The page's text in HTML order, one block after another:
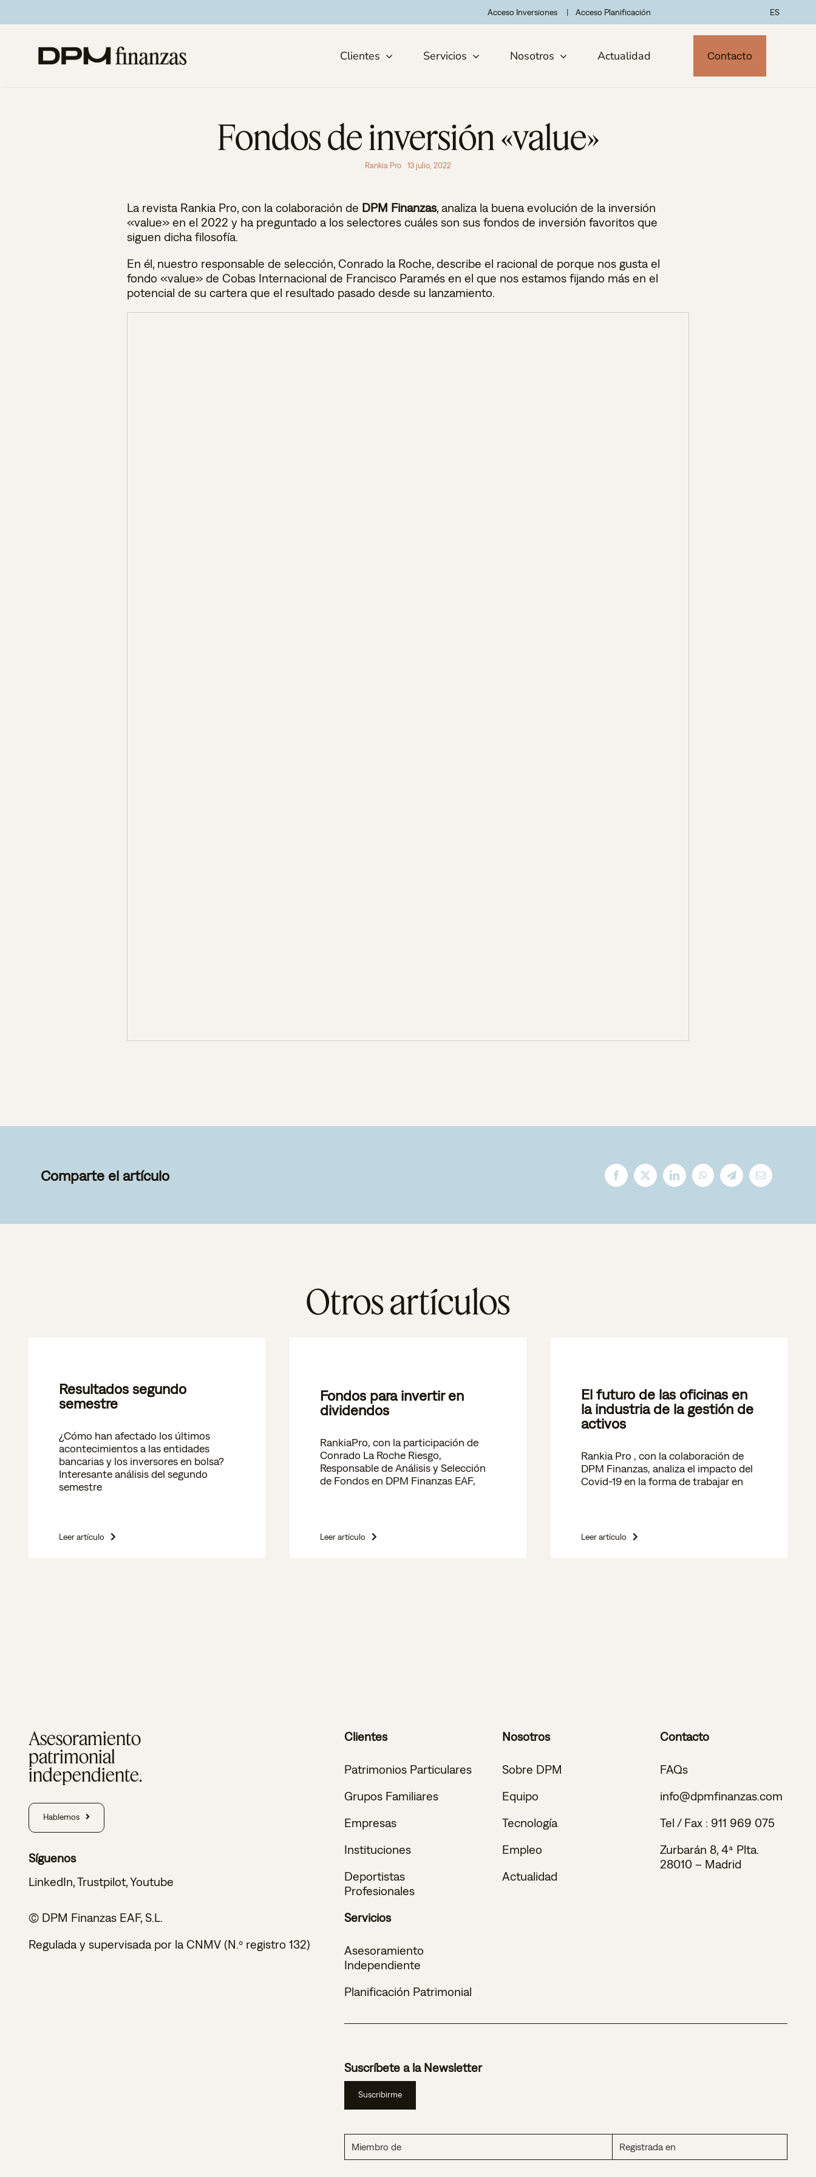
al
Acceso Inversiones Acceso Planificación ES
Clientes Servicios Nosotros Actualidad Contacto
Fondos de inversión «value»
Rankia Pro 13 julio, 2022
La revista Rankia Pro, con la colaboración de DPM Finanzas, analiza la buena evolución de la inversión
«value» en el 2022 y ha preguntado a los selectores cuáles son sus fondos de inversión favoritos que
siguen dicha filosofía.
En él, nuestro responsable de selección, Conrado la Roche, describe el racional de porque nos gusta el
fondo «value» de Cobas Internacional de Francisco Paramés en el que nos estamos fijando más en el
potencial de su cartera que el resultado pasado desde su lanzamiento.
Comparte el artículo
Otros artículos
Resultados segundo
semestre
¿Cómo han afectado los últimos
acontecimientos a las entidades
bancarias y los inversores en bolsa?
Interesante análisis del segundo
semestre
Leer artículo
Fondos para invertir en
dividendos
RankiaPro, con la participación de
Conrado La Roche Riesgo,
Responsable de Análisis y Selección
de Fondos en DPM Finanzas EAF,
Leer artículo
El futuro de las oficinas en
la industria de la gestión de
activos
Rankia Pro , con la colaboración de
DPM Finanzas, analiza el impacto del
Covid-19 en la forma de trabajar en
Leer artículo
Asesoramiento
patrimonial
independiente.
Hablemos
Síguenos
LinkedIn,Trustpilot,Youtube
© DPM Finanzas EAF, S.L.
Regulada y supervisada por la CNMV (N.º registro 132)
Clientes
Patrimonios Particulares
Grupos Familiares
Empresas
Instituciones
Deportistas
Profesionales
Servicios
Asesoramiento
Independiente
Planificación Patrimonial
Nosotros
Sobre DPM
Equipo
Tecnología
Empleo
Actualidad
Contacto
FAQs
info@dpmfinanzas.com
Tel / Fax : 911 969 075
Zurbarán 8, 4ª Plta.
28010 – Madrid
Suscríbete a la Newsletter
Suscribirme
Miembro de Registrada en